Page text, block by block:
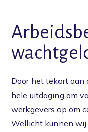
Door het tekort aan
hele uitdaging om
werkgevers op om
Wellicht kunnen wij